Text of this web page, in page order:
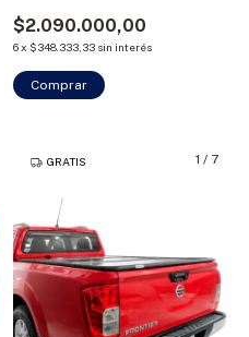
$2.090.000,00
6x $348.333,33 sin interés
Comprar
1 / 7
GRATIS